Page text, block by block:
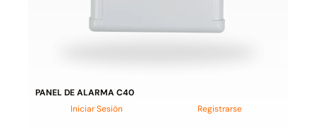
PANEL DE ALARMA C40
Iniciar Sesión
Registrarse